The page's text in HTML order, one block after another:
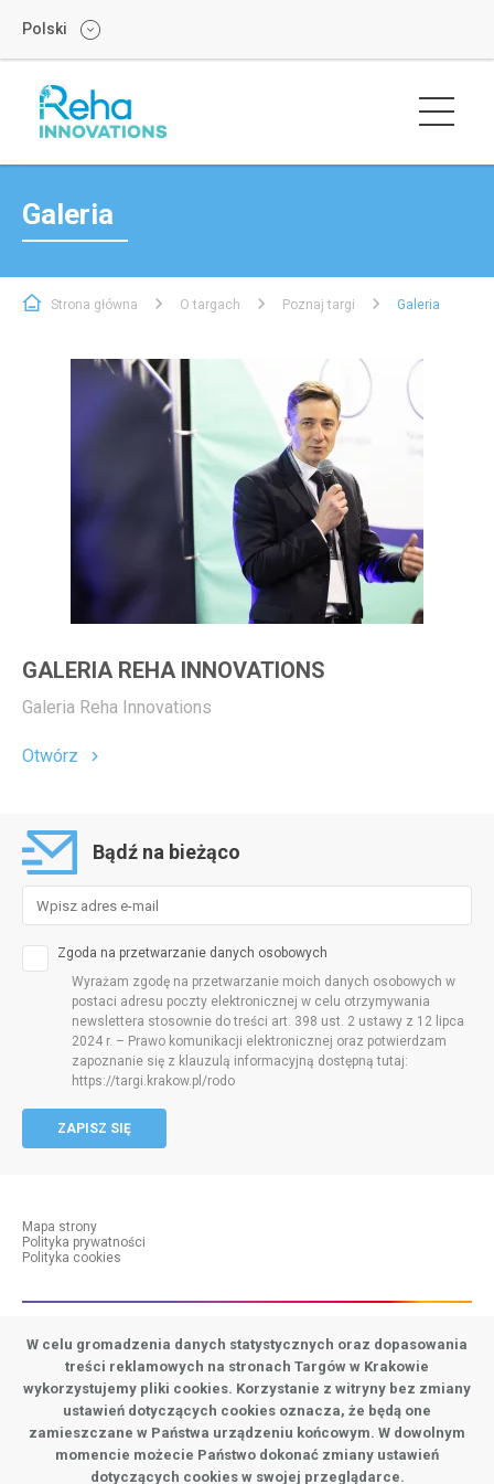
Polski
Galeria
Strona główna O targach Poznaj targi Galeria
GALERIA REHA INNOVATIONS
Galeria Reha Innovations
Otwórz
Bądź na bieżąco
Zgoda na przetwarzanie danych osobowych
Wyrażam zgodę na przetwarzanie moich danych osobowych w
postaci adresu poczty elektronicznej w celu otrzymywania
newslettera stosownie do treści art. 398 ust. 2 ustawy z 12 lipca
2024 r. – Prawo komunikacji elektronicznej oraz potwierdzam
zapoznanie się z klauzulą informacyjną dostępną tutaj:
https://targi.krakow.pl/rodo
ZAPISZ SIĘ
menu-dolne-cookies
Mapa strony
Polityka prywatności
Polityka cookies
expo info
Targi w Krakowie
31-586 Kraków
ul. Galicyjska 9
expo kontakt
tel. +48 12 644 59 32
tel. +48 12 644 81 65
Social media
W celu gromadzenia danych statystycznych oraz dopasowania
treści reklamowych na stronach Targów w Krakowie
wykorzystujemy pliki cookies. Korzystanie z witryny bez zmiany
ustawień dotyczących cookies oznacza, że będą one
zamieszczane w Państwa urządzeniu końcowym. W dowolnym
momencie możecie Państwo dokonać zmiany ustawień
dotyczących cookies w swojej przeglądarce.